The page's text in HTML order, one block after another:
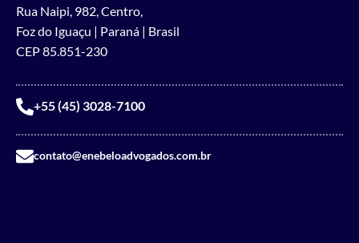
Rua Naipi, 982, Centro,
Foz do Iguaçu | Paraná | Brasil
CEP 85.851-230
+55 (45) 3028-7100
contato@enebeloadvogados.com.br